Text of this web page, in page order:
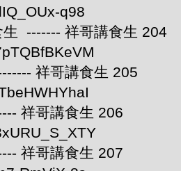
q98
------- 祥哥講食生 204
祥哥講食生 205
祥哥講食生 206
祥哥講食生 207